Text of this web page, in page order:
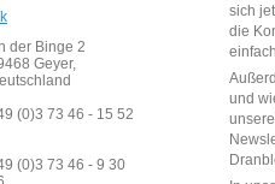
der Binge 2
Geyer,
(0)3 73 46 - 15 52
(0)3 73 46 - 9 30
sich
die
und